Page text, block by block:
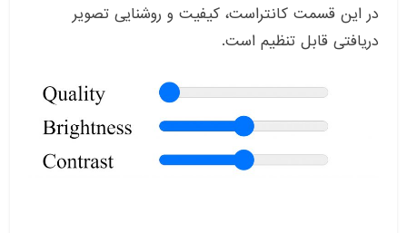
در این قسمت کانتراست، کیفیت و روشنایی تصویر
دریافتی قابل تنظیم است.